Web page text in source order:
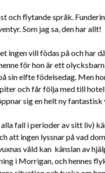
och flytande språk.
Som jag sa, den har allt!
ingen vill födas på och har
för hon är ett
sin elfte födelsedag. Men
och får följa med till
sig en helt ny fantastisk
fall i perioder av sitt liv)
att ingen lyssnar på vad
våld kan känslan av
i Morrigan, och hennes